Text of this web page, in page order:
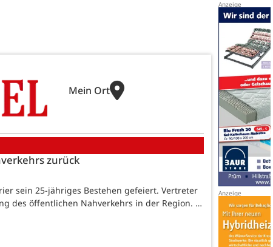
Mein Ort
zurück
sein 25-jähriges Bestehen gefeiert. Vertreter
des öffentlichen Nahverkehrs in der Region. …